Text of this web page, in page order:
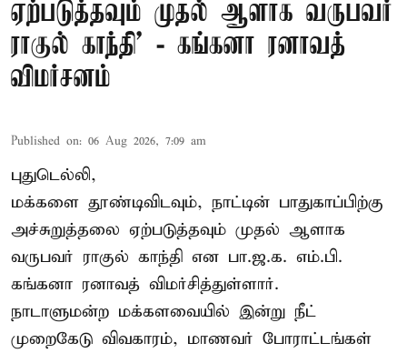
ஏற்படுத்தவும் முதல் ஆளாக வருபவர்
ராகுல் காந்தி’ - கங்கனா ரனாவத்
விமர்சனம்
Published on: 06 Aug 2026, 7:09 am
புதுடெல்லி,
மக்களை தூண்டிவிடவும், நாட்டின் பாதுகாப்பிற்கு
அச்சுறுத்தலை ஏற்படுத்தவும் முதல் ஆளாக
வருபவர் ராகுல் காந்தி என பா.ஜ.க. எம்.பி.
கங்கனா ரனாவத் விமர்சித்துள்ளார்.
நாடாளுமன்ற மக்களவையில் இன்று நீட்
முறைகேடு விவகாரம், மாணவர் போராட்டங்கள்